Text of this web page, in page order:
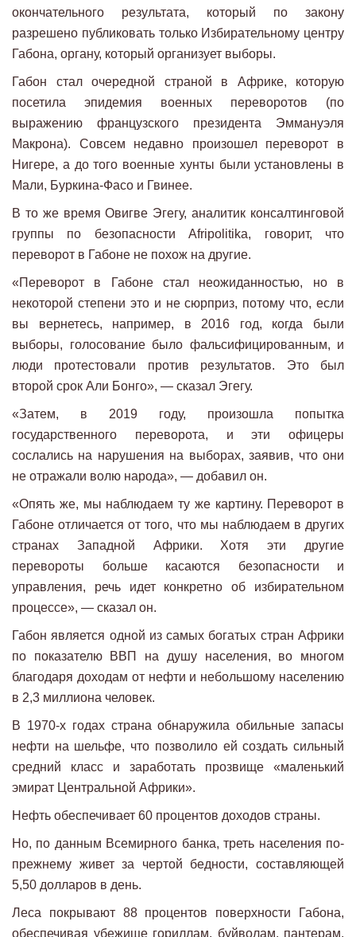
окончательного результата, который по закону
разрешено публиковать только Избирательному центру
Габона, органу, который организует выборы.
Габон стал очередной страной в Африке, которую
посетила эпидемия военных переворотов (по
выражению французского президента Эммануэля
Макрона). Совсем недавно произошел переворот в
Нигере, а до того военные хунты были установлены в
Мали, Буркина-Фасо и Гвинее.
В то же время Овигве Эгегу, аналитик консалтинговой
группы по безопасности Afripolitika, говорит, что
переворот в Габоне не похож на другие.
«Переворот в Габоне стал неожиданностью, но в
некоторой степени это и не сюрприз, потому что, если
вы вернетесь, например, в 2016 год, когда были
выборы, голосование было фальсифицированным, и
люди протестовали против результатов. Это был
второй срок Али Бонго», — сказал Эгегу.
«Затем, в 2019 году, произошла попытка
государственного переворота, и эти офицеры
сослались на нарушения на выборах, заявив, что они
не отражали волю народа», — добавил он.
«Опять же, мы наблюдаем ту же картину. Переворот в
Габоне отличается от того, что мы наблюдаем в других
странах Западной Африки. Хотя эти другие
перевороты больше касаются безопасности и
управления, речь идет конкретно об избирательном
процессе», — сказал он.
Габон является одной из самых богатых стран Африки
по показателю ВВП на душу населения, во многом
благодаря доходам от нефти и небольшому населению
в 2,3 миллиона человек.
В 1970-х годах страна обнаружила обильные запасы
нефти на шельфе, что позволило ей создать сильный
средний класс и заработать прозвище «маленький
эмират Центральной Африки».
Нефть обеспечивает 60 процентов доходов страны.
Но, по данным Всемирного банка, треть населения по-
прежнему живет за чертой бедности, составляющей
5,50 долларов в день.
Леса покрывают 88 процентов поверхности Габона,
обеспечивая убежище гориллам, буйволам, пантерам,